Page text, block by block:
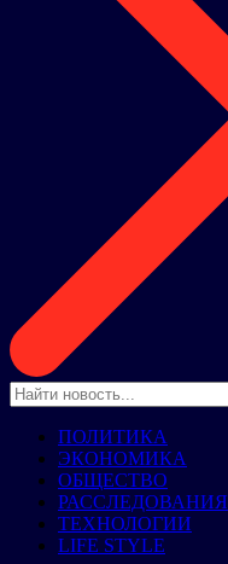
ПОЛИТИКА
ЭКОНОМИКА
ОБЩЕСТВО
РАССЛЕДОВАНИЯ
ТЕХНОЛОГИИ
LIFE STYLE